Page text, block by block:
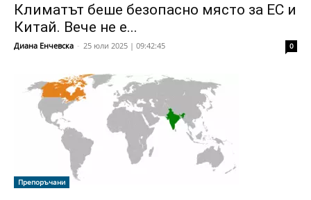
Климатът беше безопасно място за ЕС и
Китай. Вече не е...
Диана Енчевска - 25 юли 2025 | 09:42:45 0
Препоръчани